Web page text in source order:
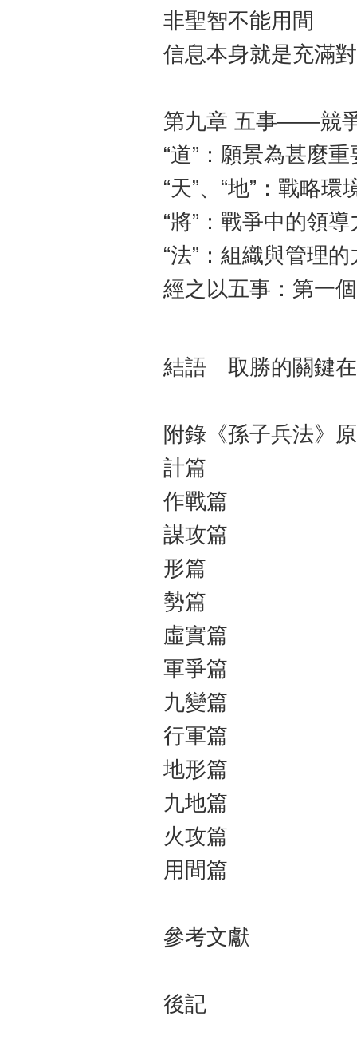
非聖智不能用間
信息本身就是充滿
第九章 五事——競
“道”：願景為甚麼重
“天”、“地”：戰略環
“將”：戰爭中的領導
“法”：組織與管理的
經之以五事：第一
結語 取勝的關鍵
附錄《孫子兵法》
計篇
作戰篇
謀攻篇
形篇
勢篇
虛實篇
軍爭篇
九變篇
行軍篇
地形篇
九地篇
火攻篇
用間篇
參考文獻
後記